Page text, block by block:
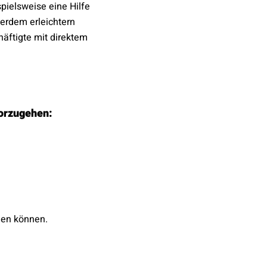
eine Hilfe
erleichtern
mit direktem
können.